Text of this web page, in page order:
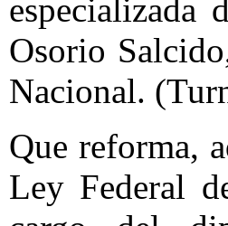
especializada
Osorio
Nacional.
Que reforma,
Ley Federal